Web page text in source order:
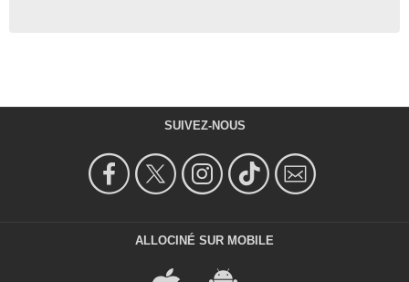
SUIVEZ-NOUS
ALLOCINÉ SUR MOBILE